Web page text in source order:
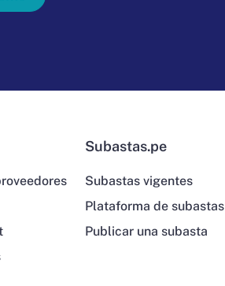
Subastas.pe
Subastas vigentes
Plataforma de subastas
Publicar una subasta